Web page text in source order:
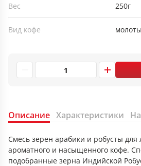
Вес 250г
Вид кофе
Описание Характеристики
Смесь зерен арабики и робусты для
ароматного и насыщенного кофе.
подобранные зерна Индийской